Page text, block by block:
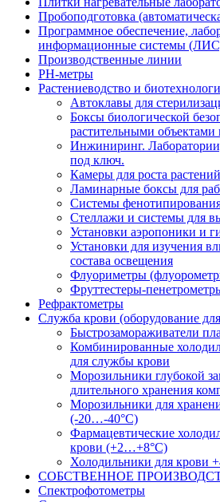
Пробоподготовка
Программное обеспечение,
информационные системы
Производственные линии
РH-метры
Растениеводство и
Автоклавы для
Боксы биологической
растительными
Инжиниринг.
под ключ.
Камеры для роста растений
Ламинарные боксы для
Системы
Стеллажи и системы для
Установки аэропоники и
Установки для изучения
состава освещения
Флуориметры
Фруттестеры-
Рефрактометры
Служба крови (оборудование
Быстрозамораживатели
Комбинированные
для службы крови
Морозильники глубокой
длительного хранения
Морозильники для
(-20…-40°С)
Фармацевтические
крови (+2…+8°С)
Холодильники для крови
СОБСТВЕННОЕ
Спектрофотометры